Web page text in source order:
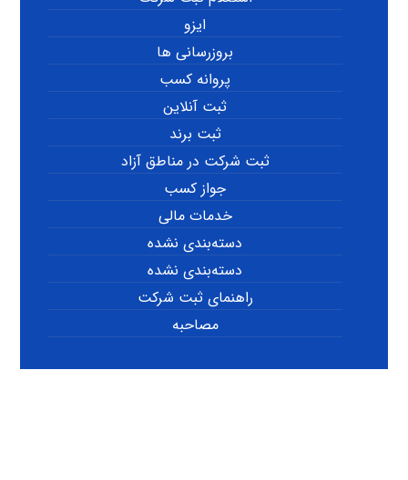
ایزو
بروزرسانی ها
پروانه کسب
ثبت آنلاین
ثبت برند
ثبت شرکت در مناطق آزاد
جواز کسب
خدمات مالی
دسته‌بندی نشده
دسته‌بندی نشده
راهنمای ثبت شرکت
مصاحبه